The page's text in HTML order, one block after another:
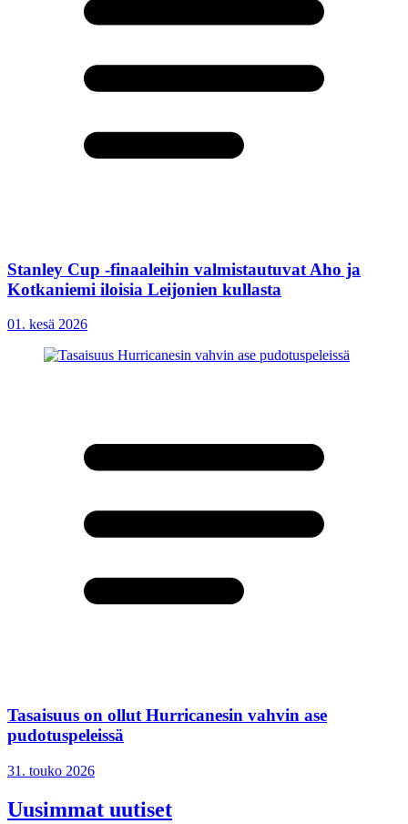
Stanley Cup -finaaleihin valmistautuvat Aho ja
Kotkaniemi iloisia Leijonien kullasta
01. kesä 2026
Tasaisuus on ollut Hurricanesin vahvin ase
pudotuspeleissä
31. touko 2026
Uusimmat uutiset